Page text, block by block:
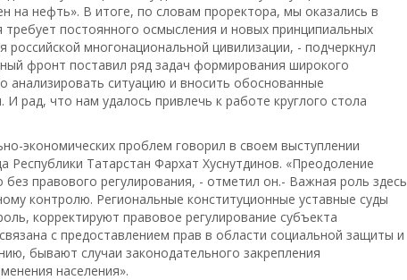
на нефть». В итоге, по словам проректора, мы оказались в
постоянного осмысления и новых принципиальных
российской многонациональной цивилизации, - подчеркнул
фронт поставил ряд задач формирования широкого
анализировать ситуацию и вносить обоснованные
рад, что нам удалось привлечь к работе круглого стола
экономических проблем говорил в своем выступлении
Республики Татарстан Фархат Хуснутдинов. «Преодоление
правового регулирования, - отметил он.- Важная роль здесь
контролю. Региональные конституционные уставные суды
корректируют правовое регулирование субъекта
с предоставлением прав в области социальной защиты и
бывают случаи законодательного закрепления
населения».